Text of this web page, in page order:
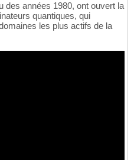
des années 1980, ont ouvert la
quantiques, qui
les plus actifs de la